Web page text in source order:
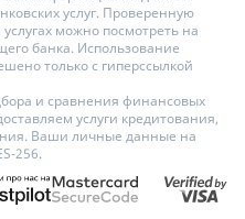
услуг. Проверенную
можно посмотреть на
банка. Использование
только с гиперссылкой
и сравнения финансовых
услуги кредитования,
Ваши личные данные на
256.